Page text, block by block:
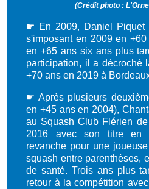
(Crédit photo :
☛ En 2009, Daniel
s'imposant en 2009 en
en +65 ans six ans plus
participation, il a décroché
+70 ans en 2019 à
☛ Après plusieurs
en +45 ans en 2004),
au Squash Club Flérien
2016 avec son titre en
revanche pour une
squash entre parenthèses,
de santé. Trois ans plus
retour à la compétition